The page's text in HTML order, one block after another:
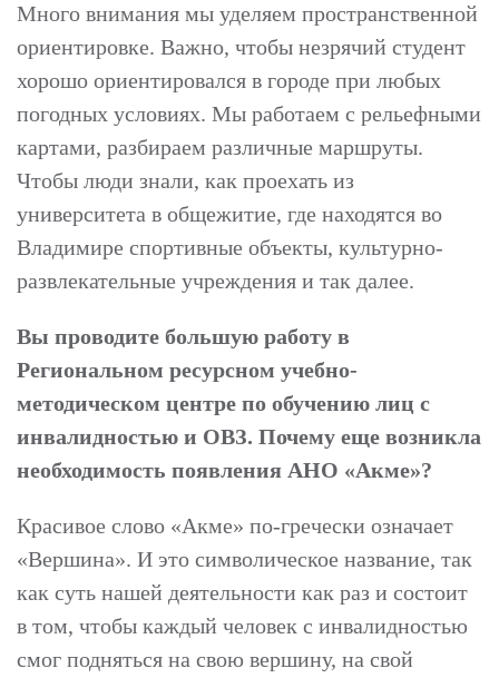
Много внимания мы уделяем пространственной
ориентировке. Важно, чтобы незрячий студент
хорошо ориентировался в городе при любых
погодных условиях. Мы работаем с рельефными
картами, разбираем различные маршруты.
Чтобы люди знали, как проехать из
университета в общежитие, где находятся во
Владимире спортивные объекты, культурно-
развлекательные учреждения и так далее.
Вы проводите большую работу в
Региональном ресурсном учебно-
методическом центре по обучению лиц с
инвалидностью и ОВЗ. Почему еще возникла
необходимость появления АНО «Акме»?
Красивое слово «Акме» по-гречески означает
«Вершина». И это символическое название, так
как суть нашей деятельности как раз и состоит
в том, чтобы каждый человек с инвалидностью
смог подняться на свою вершину, на свой